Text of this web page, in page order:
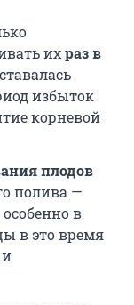
ихраз в
избыток
корневой
плодов
полива —
особенно в
в это время
и